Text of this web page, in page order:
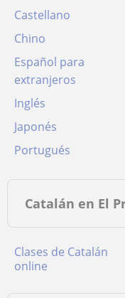
Castellano
Chino
Español para
extranjeros
Inglés
Japonés
Portugués
Catalán en El
Clases de Catalán
online